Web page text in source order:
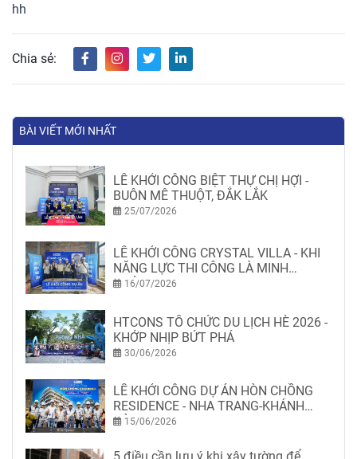
hh
Chia sẻ:
BÀI VIẾT MỚI NHẤT
LỄ KHỞI CÔNG BIỆT THỰ CHỊ HỢI -
BUÔN MÊ THUỘT, ĐẮK LẮK
25/07/2026
LỄ KHỞI CÔNG CRYSTAL VILLA - KHI
NĂNG LỰC THI CÔNG LÀ MINH
CHỨNG
16/07/2026
HTCONS TỔ CHỨC DU LỊCH HÈ 2026 -
KHỚP NHỊP BỨT PHÁ
30/06/2026
LỄ KHỞI CÔNG DỰ ÁN HÒN CHỒNG
RESIDENCE - NHA TRANG-KHÁNH
HÒA15/06/2026